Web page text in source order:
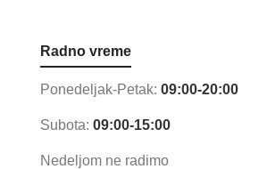
Radno vreme
Ponedeljak-Petak:09:00-20:00
Subota:09:00-15:00
Nedeljom ne radimo